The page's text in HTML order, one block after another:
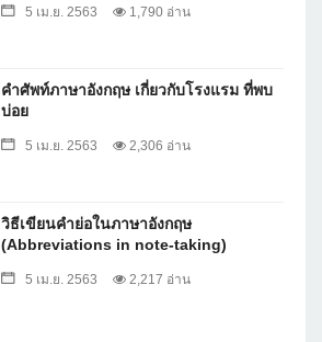
5 เม.ย. 2563 1,790 อ่าน
คำศัพท์ภาษาอังกฤษ เกี่ยวกับโรงแรม ที่พบ
บ่อย
5 เม.ย. 2563 2,306 อ่าน
วิธีเขียนคำย่อในภาษาอังกฤษ
(Abbreviations in note-taking)
5 เม.ย. 2563 2,217 อ่าน